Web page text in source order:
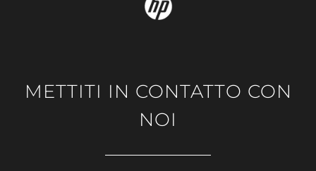
METTITI IN CONTATTO CON
NOI